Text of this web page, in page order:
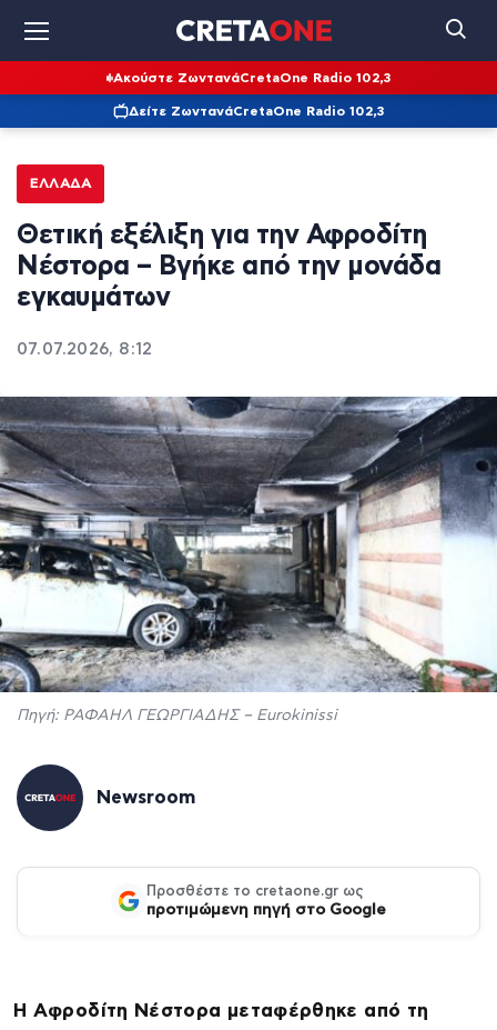
Ακούστε ΖωντανάCretaOne Radio 102,3
Δείτε ΖωντανάCretaOne Radio 102,3
ΕΛΛΆΔΑ
Θετική εξέλιξη για την Αφροδίτη
Νέστορα – Βγήκε από την μονάδα
εγκαυμάτων
07.07.2026, 8:12
Πηγή: ΡΑΦΑΗΛ ΓΕΩΡΓΙΑΔΗΣ – Eurokinissi
Newsroom
Προσθέστε το cretaone.gr ως
προτιμώμενη πηγή στο Google
Η Αφροδίτη Νέστορα μεταφέρθηκε από τη